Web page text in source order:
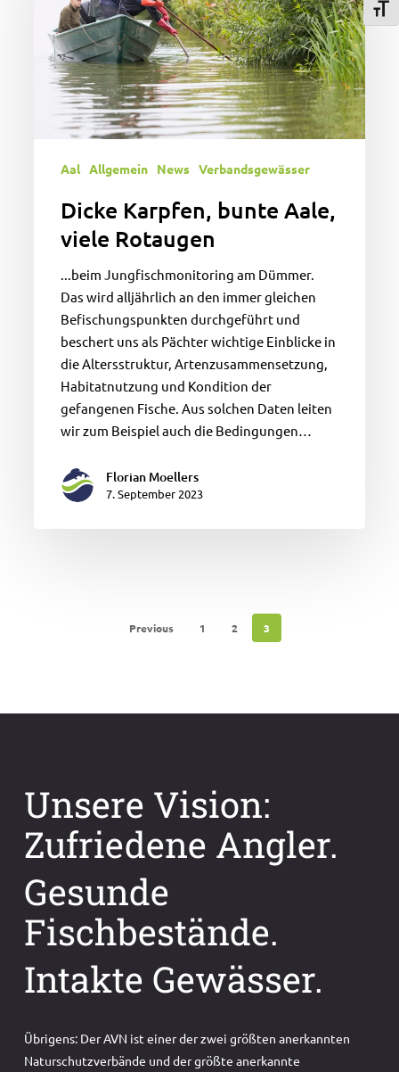
viele
Rotaugen
Aal Allgemein News Verbandsgewässer
Dicke Karpfen, bunte Aale,
viele Rotaugen
...beim Jungfischmonitoring am Dümmer.
Das wird alljährlich an den immer gleichen
Befischungspunkten durchgeführt und
beschert uns als Pächter wichtige Einblicke in
die Altersstruktur, Artenzusammensetzung,
Habitatnutzung und Kondition der
gefangenen Fische. Aus solchen Daten leiten
wir zum Beispiel auch die Bedingungen…
Florian Moellers
7. September 2023
Previous 1 2 3
Unsere Vision:
Zufriedene Angler.
Gesunde
Fischbestände.
Intakte Gewässer.
Übrigens: Der AVN ist einer der zwei größten anerkannten
Naturschutzverbände und der größte anerkannte